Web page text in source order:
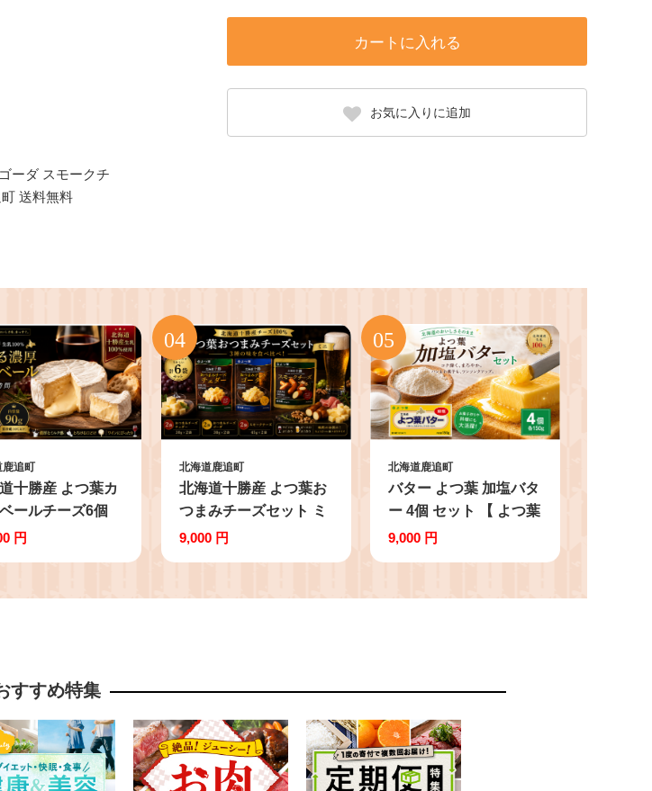
カートに入れる
お気に入りに追加
ーダ スモークチ
送料無料
鹿追町
十勝産 よつ葉カ
ールチーズ6個
さと納税 人気
ルチーズ 加工食
海道 鹿追町 送
円
北海道鹿追町
北海道十勝産 よつ葉お
つまみチーズセット ミ
ニ 【 ふるさと納税 人
チーズ チェダー ゴーダ
海道産 十勝産 北海道
SKA024
9,000 円
北海道鹿追町
バター よつ葉 加塩バタ
ー 4個 セット 【 よつ葉
バター よつ葉加塩バタ
バター 乳製品 十勝 生
ック 料理 北海道 鹿追
税 人気 おすすめ ラン
キング 】 SKA025
9,000 円
すすめ特集